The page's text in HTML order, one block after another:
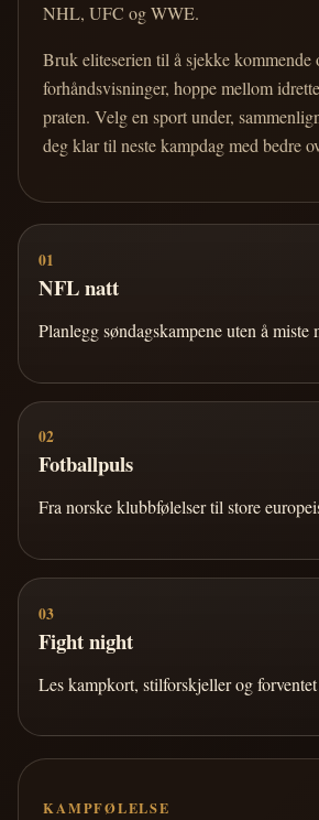
NHL, UFC og WWE.
Bruk eliteserien til å sjekke kommende
forhåndsvisninger, hoppe mellom
praten. Velg en sport under,
deg klar til neste kampdag med bedre
01
NFL natt
Planlegg søndagskampene uten å miste
02
Fotballpuls
Fra norske klubbfølelser til store
03
Fight night
Les kampkort, stilforskjeller og
KAMPFØLELSE